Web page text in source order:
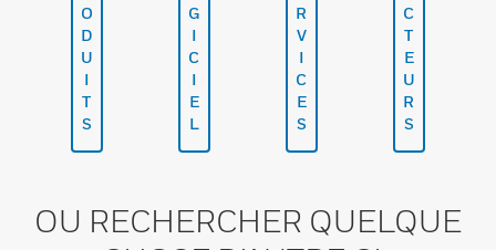
O
D
U
I
T
S
G
I
C
I
E
L
R
V
I
C
E
S
C
T
E
U
R
S
OU RECHERCHER QUELQUE